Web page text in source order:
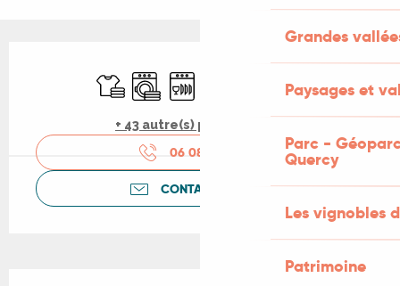
Grandes
Paysages et
Parc -
Quercy
Les vignobles
Patrimoine
Ouverture et coordonnées
Draps et linge
Lave lingeLave vaisselle Jeux pour enfants
+ 43 autre(s) prestation(s)
06 08 28 67
CONTACTEZ-NOUS